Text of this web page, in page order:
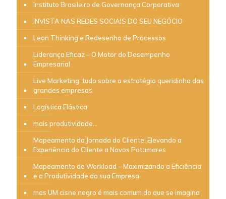
Instituto Brasileiro de Governança Corporativa
INVISTA NAS REDES SOCIAIS DO SEU NEGÓCIO
Lean Thinking e Redesenho de Processos
Liderança Eficaz – O Motor do Desempenho
Empresarial
Live Marketing: tudo sobre a estratégia queridinha das
grandes empresas
Logística Elástica
mais produtividade…
Mapeamento da Jornada do Cliente: Elevando a
Experiência do Cliente a Novos Patamares
Mapeamento de Workload – Maximizando a Eficiência
e a Produtividade da sua Empresa
mas UM cisne negro é mais comum do que se imagina